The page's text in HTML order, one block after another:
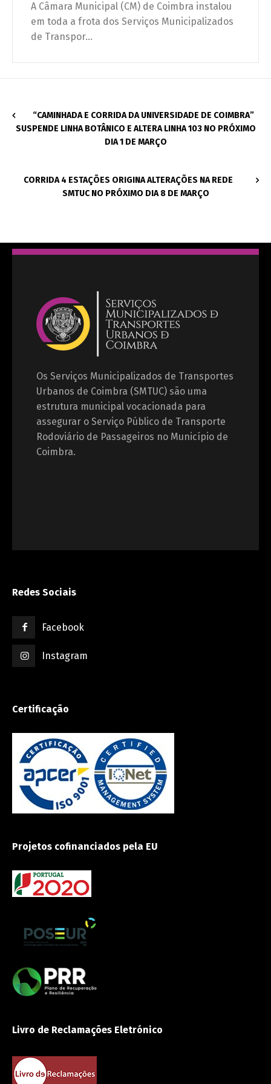
A Câmara Municipal (CM) de Coimbra instalou
em toda a frota dos Serviços Municipalizados
de Transpor...
“CAMINHADA E CORRIDA DA UNIVERSIDADE DE COIMBRA”
SUSPENDE LINHA BOTÂNICO E ALTERA LINHA 103 NO PRÓXIMO
DIA 1 DE MARÇO
CORRIDA 4 ESTAÇÕES ORIGINA ALTERAÇÕES NA REDE
SMTUC NO PRÓXIMO DIA 8 DE MARÇO
Os Serviços Municipalizados de Transportes
Urbanos de Coimbra (SMTUC) são uma
estrutura municipal vocacionada para
assegurar o Serviço Público de Transporte
Rodoviário de Passageiros no Município de
Coimbra.
Redes Sociais
Facebook
Instagram
Certificação
Projetos cofinanciados pela EU
Livro de Reclamações Eletrónico